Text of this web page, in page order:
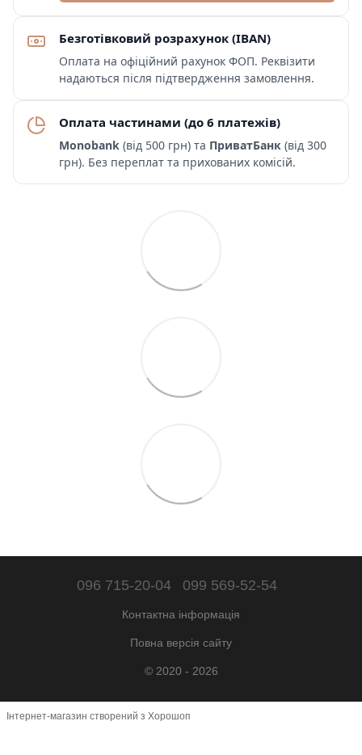
Безготівковий розрахунок (IBAN)
Оплата на офіційний рахунок ФОП. Реквізити
надаються після підтвердження замовлення.
Оплата частинами (до 6 платежів)
Monobank (від 500 грн) та ПриватБанк (від 300
грн). Без переплат та прихованих комісій.
096 715-20-04 099 569-52-54
Контактна інформація
Повна версія сайту
© 2020 - 2026
Інтернет-магазин створений з Хорошоп